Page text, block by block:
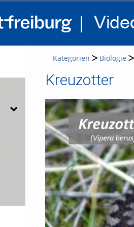
Kategorien Biologie
Kreuzotter